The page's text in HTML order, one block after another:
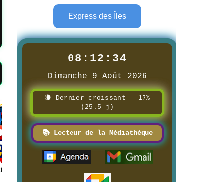
boulistenautes
Express des Îles
08:12:35
Dimanche 9 Août 2026
🌘 Dernier croissant — 17%
(25.5 j)
📚 Lecteur de la Médiathèque